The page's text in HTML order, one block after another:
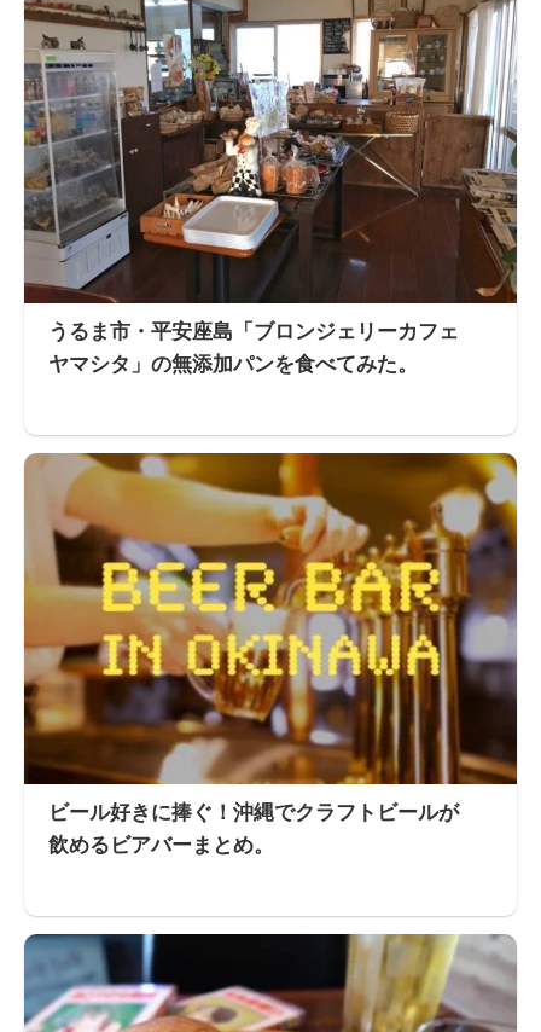
うるま市・平安座島「ブロンジェリーカフェ
ヤマシタ」の無添加パンを食べてみた。
ビール好きに捧ぐ！沖縄でクラフトビールが
飲めるビアバーまとめ。